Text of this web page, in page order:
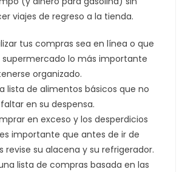
viajes de regreso a la tienda.
tus compras sea en línea o que
supermercado lo más importante
organizado.
lista de alimentos básicos que no
en su despensa.
en exceso y los desperdicios
importante que antes de ir de
revise su alacena y su refrigerador.
lista de compras basada en las